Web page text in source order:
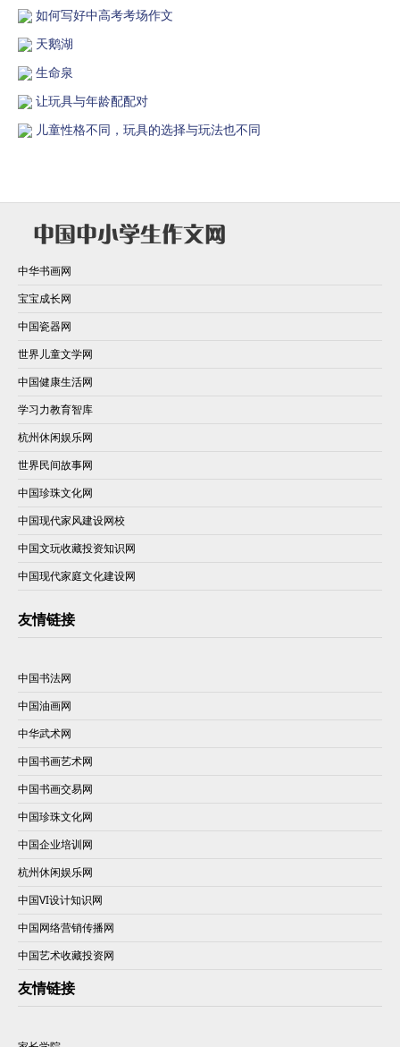
如何写好中高考考场作文
天鹅湖
生命泉
让玩具与年龄配配对
儿童性格不同，玩具的选择与玩法也不同
中华书画网
宝宝成长网
中国瓷器网
世界儿童文学网
中国健康生活网
学习力教育智库
杭州休闲娱乐网
世界民间故事网
中国珍珠文化网
中国现代家风建设网校
中国文玩收藏投资知识网
中国现代家庭文化建设网
友情链接
中国书法网
中国油画网
中华武术网
中国书画艺术网
中国书画交易网
中国珍珠文化网
中国企业培训网
杭州休闲娱乐网
中国VI设计知识网
中国网络营销传播网
中国艺术收藏投资网
友情链接